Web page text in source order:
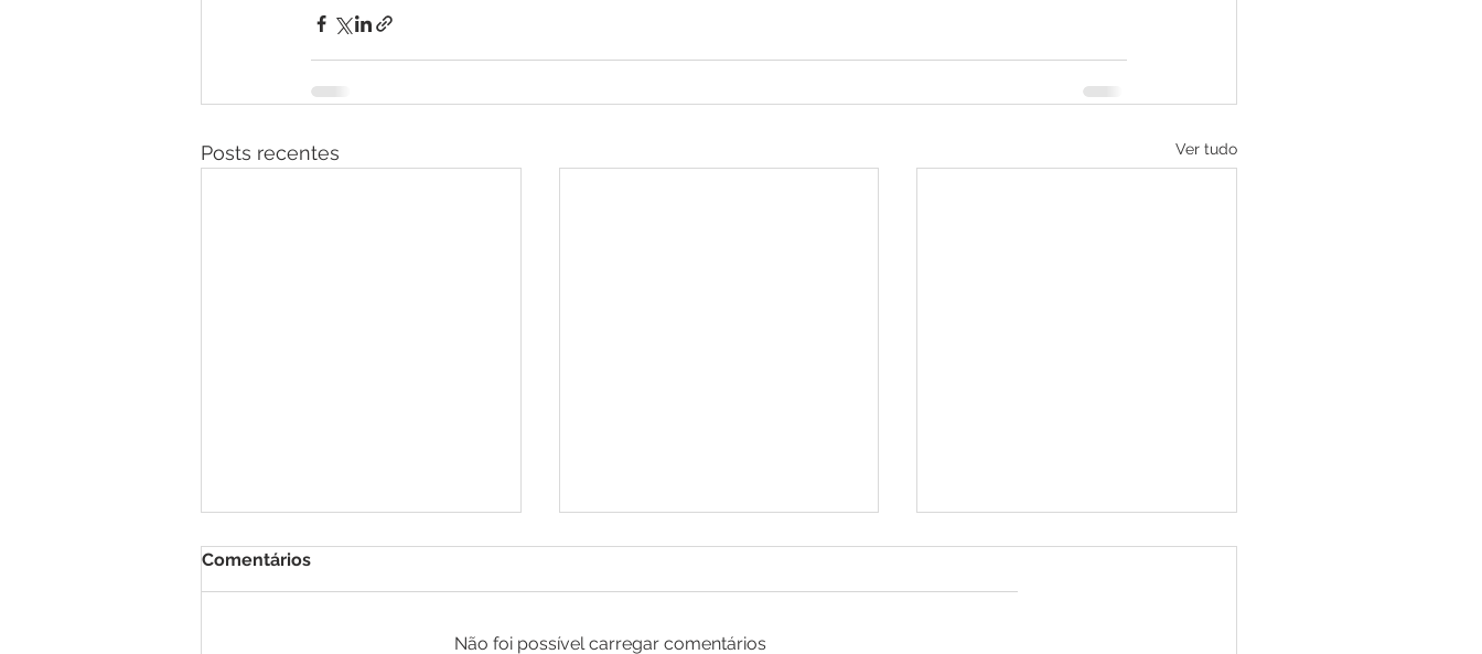
Posts recentes Ver tudo
Liberação Miofascial
Comentários
Não foi possível carregar comentários